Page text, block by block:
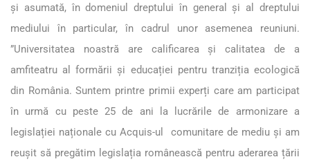
și asumată, în domeniul dreptului în general și al dreptului
mediului în particular, în cadrul unor asemenea reuniuni.
”Universitatea noastră are calificarea și calitatea de a
amfiteatru al formării și educației pentru tranziția ecologică
din România. Suntem printre primii experți care am participat
în urmă cu peste 25 de ani la lucrările de armonizare a
legislației naționale cu Acquis-ul comunitare de mediu și am
reușit să pregătim legislația românească pentru aderarea țării